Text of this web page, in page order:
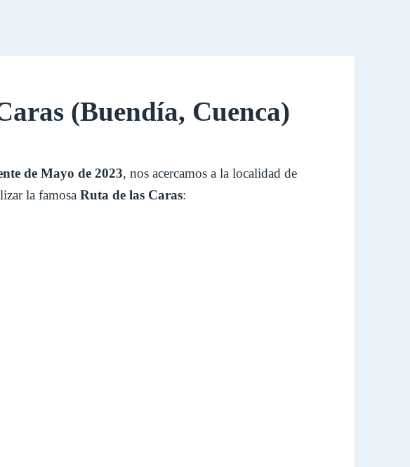
(Buendía, Cuenca)
de Mayo de 2023, nos acercamos a la localidad de
la famosaRuta de las Caras: